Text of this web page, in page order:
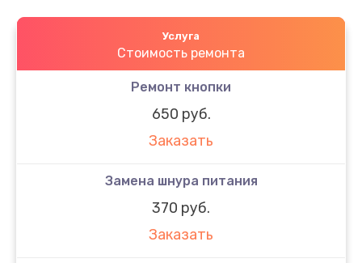
Услуга
Стоимость ремонта
Ремонт кнопки
650 руб.
Заказать
Замена шнура питания
370 руб.
Заказать